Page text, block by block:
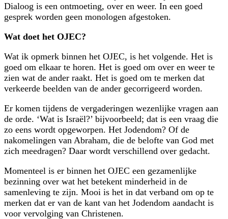
Dialoog is een ontmoeting, over en weer. In een goed
gesprek worden geen monologen afgestoken.
Wat doet het OJEC?
Wat ik opmerk binnen het OJEC, is het volgende. Het is
goed om elkaar te horen. Het is goed om over en weer te
zien wat de ander raakt. Het is goed om te merken dat
verkeerde beelden van de ander gecorrigeerd worden.
Er komen tijdens de vergaderingen wezenlijke vragen aan
de orde. ‘Wat is Israël?’ bijvoorbeeld; dat is een vraag die
zo eens wordt opgeworpen. Het Joden­dom? Of de
nakomelingen van Abraham, die de belofte van God met
zich mee­dragen? Daar wordt verschillend over gedacht.
Momenteel is er binnen het OJEC een gezamenlijke
bezinning over wat het betekent minderheid in de
samenleving te zijn. Mooi is het in dat verband om op te
merken dat er van de kant van het Jodendom aandacht is
voor vervolging van Christenen.